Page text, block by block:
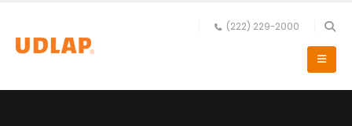
(222) 229-2000